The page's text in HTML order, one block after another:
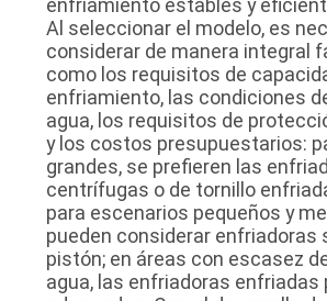
Al seleccionar el modelo, es
considerar de manera integral
como los requisitos de
enfriamiento, las condiciones
agua, los requisitos de
y los costos presupuestarios:
grandes, se prefieren las
centrífugas o de tornillo
para escenarios pequeños y
pueden considerar enfriadoras
pistón; en áreas con escasez
agua, las enfriadoras enfriadas